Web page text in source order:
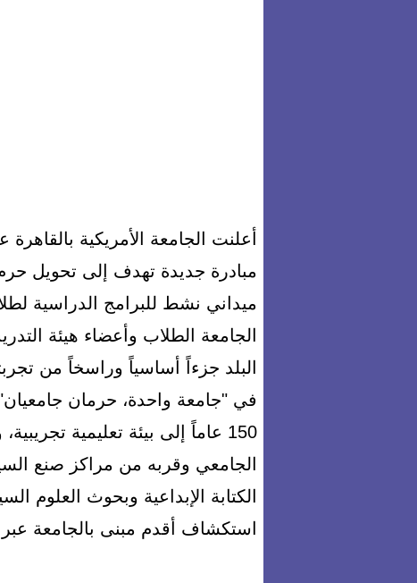
أعلنت الجامعة الأمريكية
مبادرة جديدة تهدف إلى تحويل
ميداني نشط للبرامج الدراسية
الجامعة الطلاب وأعضاء هيئة
البلد جزءاً أساسياً وراسخاً من
في "جامعة واحدة، حرمان
150 عاماً إلى بيئة تعليمية
الجامعي وقربه من مراكز صنع
الكتابة الإبداعية وبحوث العلوم
استكشاف أقدم مبنى بالجامعة عبر